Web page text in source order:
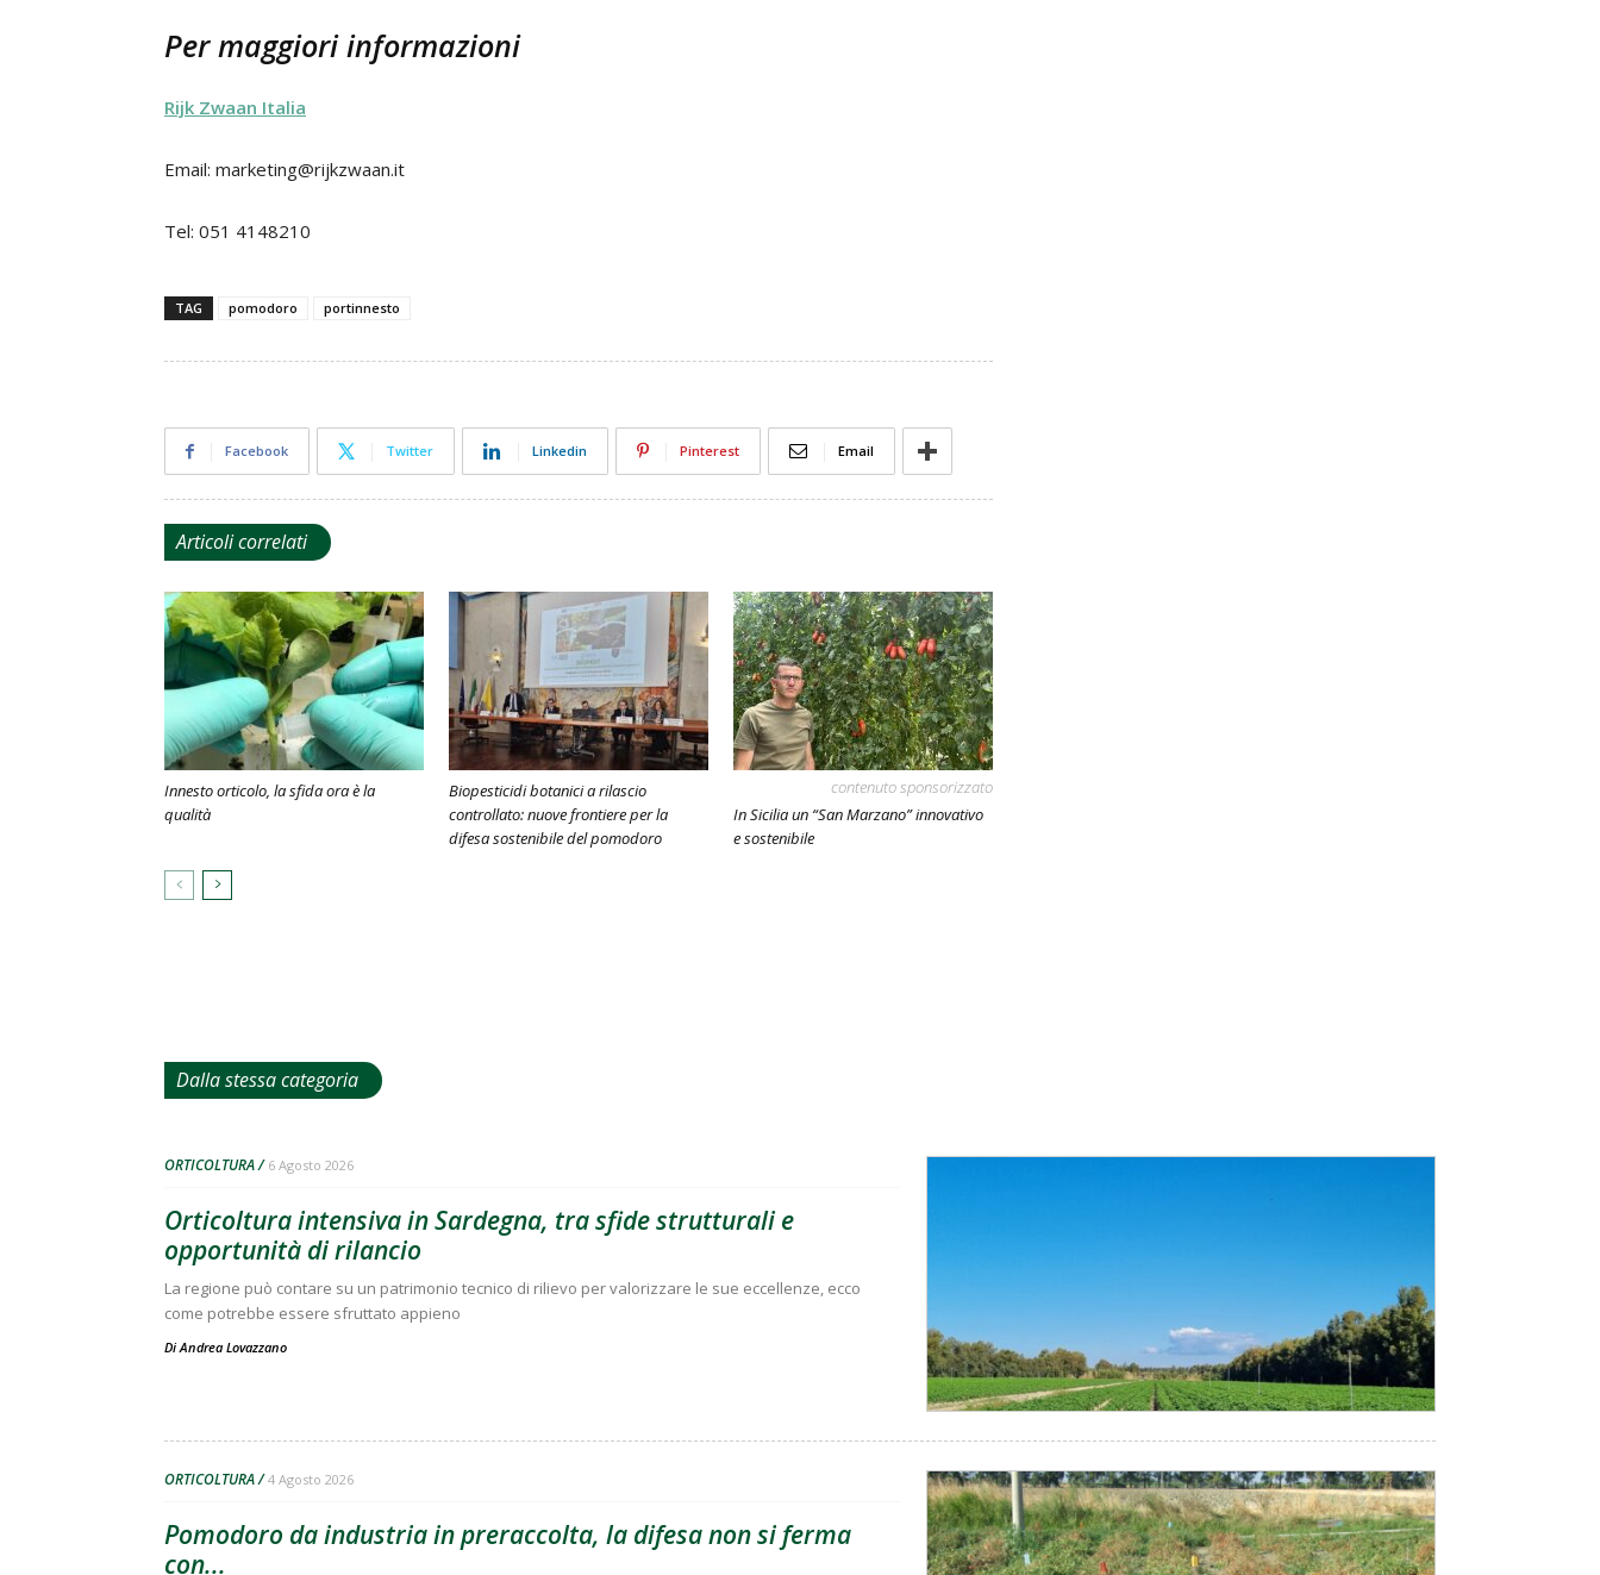
Per maggiori informazioni
Rijk Zwaan Italia
Email: marketing@rijkzwaan.it
Tel: 051 4148210
TAG pomodoro portinnesto
Facebook Twitter Linkedin Pinterest Email
Articoli correlati
Innesto orticolo, la sfida ora è la
qualità
Biopesticidi botanici a rilascio
controllato: nuove frontiere per la
difesa sostenibile del pomodoro
contenuto sponsorizzato
In Sicilia un “San Marzano” innovativo
e sostenibile
Dalla stessa categoria
ORTICOLTURA 6 Agosto 2026
Orticoltura intensiva in Sardegna, tra sfide strutturali e
opportunità di rilancio
La regione può contare su un patrimonio tecnico di rilievo per valorizzare le sue eccellenze, ecco
come potrebbe essere sfruttato appieno
DiAndrea Lovazzano
ORTICOLTURA 4 Agosto 2026
Pomodoro da industria in preraccolta, la difesa non si ferma
con...